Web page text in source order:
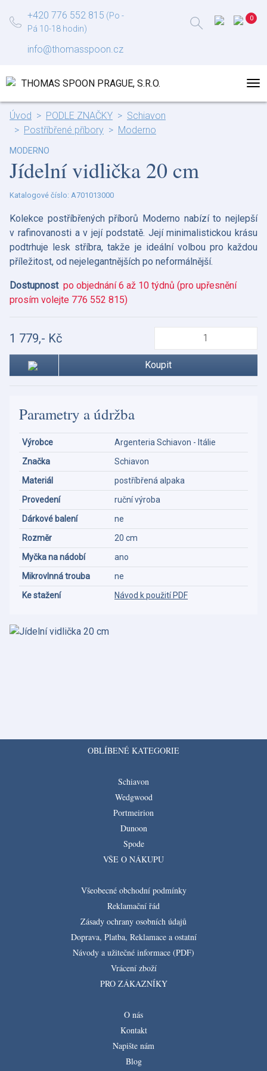
+420 776 552 815 (Po -
Pá 10-18 hodin)
info@thomasspoon.cz
Úvod PODLE ZNAČKY
Schiavon
Postříbřené příbory
Moderno
MODERNO
Jídelní vidlička 20 cm
Katalogové číslo: A701013000
Kolekce postříbřených příborů Moderno nabízí to nejlepší
v rafinovanosti a v její podstatě. Její minimalistickou krásu
podtrhuje lesk stříbra, takže je ideální volbou pro každou
příležitost, od nejelegantnějších po neformálnější.
Dostupnost po objednání 6 až 10 týdnů (pro upřesnění
prosím volejte 776 552 815)
1 779,- Kč
Koupit
Parametry a údržba
Výrobce
Argenteria Schiavon - Itálie
Značka
Schiavon
Materiál
postříbřená alpaka
Provedení
ruční výroba
Dárkové balení
ne
Rozměr
20 cm
Myčka na nádobí
ano
Mikrovlnná trouba
ne
Ke stažení
Návod k použití PDF
OBLÍBENÉ KATEGORIE
Schiavon
Wedgwood
Portmeirion
Dunoon
Spode
VŠE O NÁKUPU
Všeobecné obchodní podmínky
Reklamační řád
Zásady ochrany osobních údajů
Doprava, Platba, Reklamace a ostatní
Návody a užitečné informace (PDF)
Vrácení zboží
PRO ZÁKAZNÍKY
O nás
Kontakt
Napište nám
Blog